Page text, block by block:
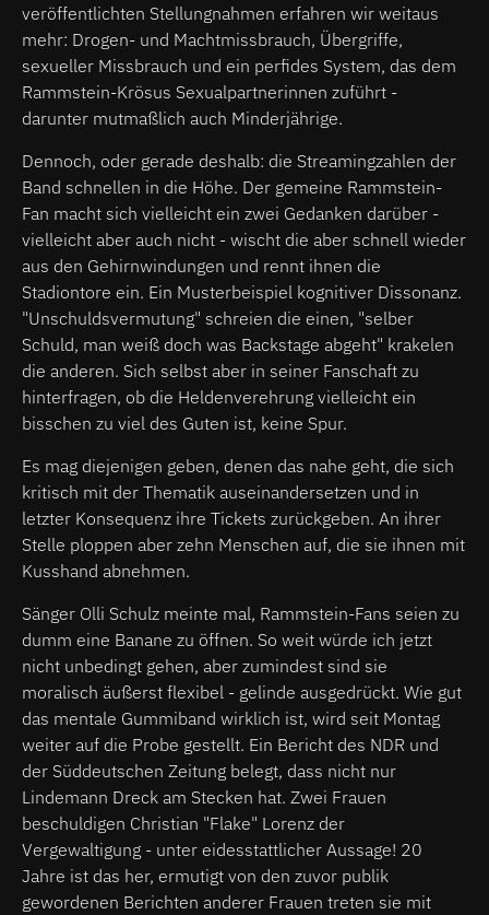
veröffentlichten Stellungnahmen erfahren wir weitaus
mehr: Drogen- und Machtmissbrauch, Übergriffe,
sexueller Missbrauch und ein perfides System, das dem
Rammstein-Krösus Sexualpartnerinnen zuführt -
darunter mutmaßlich auch Minderjährige.
Dennoch, oder gerade deshalb: die Streamingzahlen der
Band schnellen in die Höhe. Der gemeine Rammstein-
Fan macht sich vielleicht ein zwei Gedanken darüber -
vielleicht aber auch nicht - wischt die aber schnell wieder
aus den Gehirnwindungen und rennt ihnen die
Stadiontore ein. Ein Musterbeispiel kognitiver Dissonanz.
"Unschuldsvermutung" schreien die einen, "selber
Schuld, man weiß doch was Backstage abgeht" krakelen
die anderen. Sich selbst aber in seiner Fanschaft zu
hinterfragen, ob die Heldenverehrung vielleicht ein
bisschen zu viel des Guten ist, keine Spur.
Es mag diejenigen geben, denen das nahe geht, die sich
kritisch mit der Thematik auseinandersetzen und in
letzter Konsequenz ihre Tickets zurückgeben. An ihrer
Stelle ploppen aber zehn Menschen auf, die sie ihnen mit
Kusshand abnehmen.
Sänger Olli Schulz meinte mal, Rammstein-Fans seien zu
dumm eine Banane zu öffnen. So weit würde ich jetzt
nicht unbedingt gehen, aber zumindest sind sie
moralisch äußerst flexibel - gelinde ausgedrückt. Wie gut
das mentale Gummiband wirklich ist, wird seit Montag
weiter auf die Probe gestellt. Ein Bericht des NDR und
der Süddeutschen Zeitung belegt, dass nicht nur
Lindemann Dreck am Stecken hat. Zwei Frauen
beschuldigen Christian "Flake" Lorenz der
Vergewaltigung - unter eidesstattlicher Aussage! 20
Jahre ist das her, ermutigt von den zuvor publik
gewordenen Berichten anderer Frauen treten sie mit